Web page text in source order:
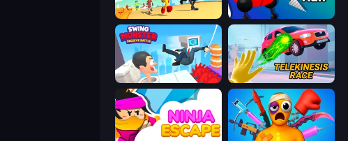
Superhero Race! Mecha Run
Swing Monster: Decisive Battle Telekinesis Race 3D